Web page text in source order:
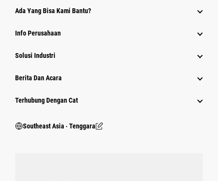
Ada Yang Bisa Kami Bantu?
Info Perusahaan
Solusi Industri
Berita Dan Acara
Terhubung Dengan Cat
Southeast Asia ‧ Tenggara